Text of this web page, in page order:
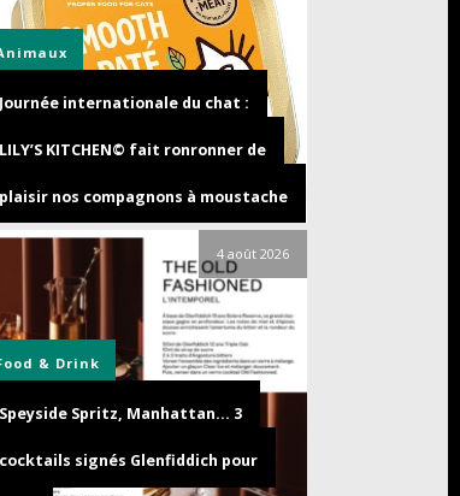
Journée internationale du chat :
LILY’S KITCHEN© fait ronronner de
plaisir nos compagnons à moustache
4 août 2026
& Drink
Speyside Spritz, Manhattan… 3
cocktails signés Glenfiddich pour